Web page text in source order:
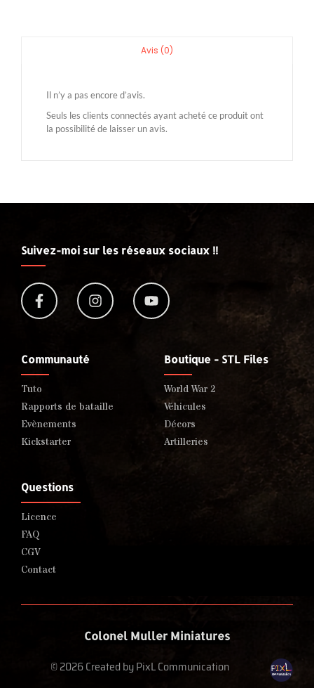
Avis (0)
Il n’y a pas encore d’avis.
Seuls les clients connectés ayant acheté ce produit ont
la possibilité de laisser un avis.
Suivez-moi sur les réseaux sociaux !!
Communauté
Tuto
Rapports de bataille
Evènements
Kickstarter
Boutique - STL Files
World War 2
Véhicules
Décors
Artilleries
Questions
Licence
FAQ
CGV
Contact
Colonel Muller Miniatures
© 2026 Created by PixL Communication